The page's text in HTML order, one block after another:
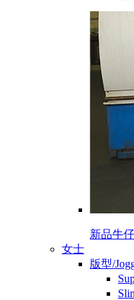
新品牛仔
女士
版型/